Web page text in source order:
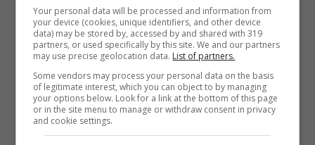
Your personal data will be processed and information from
your device (cookies, unique identifiers, and other device
data) may be stored by, accessed by and shared with 319
partners, or used specifically by this site. We and our partners
may use precise geolocation data. List of partners.
Some vendors may process your personal data on the basis
of legitimate interest, which you can object to by managing
your options below. Look for a link at the bottom of this page
or in the site menu to manage or withdraw consent in privacy
and cookie settings.